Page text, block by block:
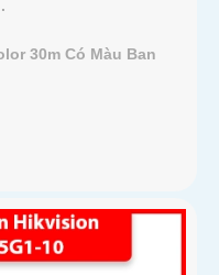
30m Có Màu Ban